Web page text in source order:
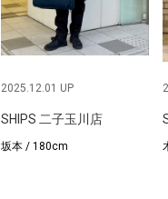
2025.12.01 UP
SHIPS 二子玉川店
坂本 / 180cm